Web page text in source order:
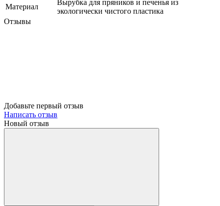
Материал
Вырубка для пряников и печенья из
экологически чистого пластика
Отзывы
Добавьте первый отзыв
Написать отзыв
Новый отзыв